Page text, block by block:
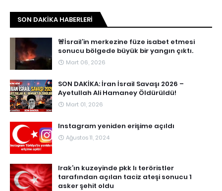
SON DAKIKA HABERLERI
🚨İsrail’in merkezine füze isabet etmesi
sonucu bölgede büyük bir yangın çıktı.
Mart 06, 2026
SON DAKİKA: İran İsrail Savaşı 2026 –
Ayetullah Ali Hamaney Öldürüldü!
Mart 01, 2026
Instagram yeniden erişime açıldı
Ağustos 11, 2024
Irak’ın kuzeyinde pkk lı teröristler
tarafından açılan taciz ateşi sonucu 1
asker şehit oldu